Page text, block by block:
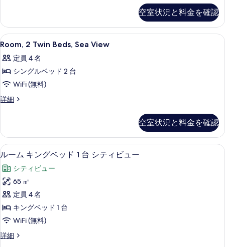
る
べ
て
の
写
真
を
表
る
Club
Access
の
細
空室状況と料金を確認
Room,
2
Twin
Beds,
Sea
View
べ
て
の
写
真
を
表
示
す
高級寝具、ミニバー、セーフティボ
4
Room, 2 Twin Beds, Sea View
定員 4 名
シングルベッド 2 台
WiFi (無料)
詳細
Room,
Sea
View
の
細
空室状況と料金を確認
ル
ー
ム
キ
ン
グ
ベ
ッ
高級寝具、ミニバー、セーフティボ
11
ルーム キングベッド 1 台 シティビュー
シティビュー
65 ㎡
定員 4 名
キングベッド 1 台
WiFi (無料)
詳細
ル